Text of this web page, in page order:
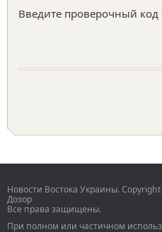
Введите проверочный код
Новости Востока Украины.
Дозор
Все права защищены.
При полном или частичном